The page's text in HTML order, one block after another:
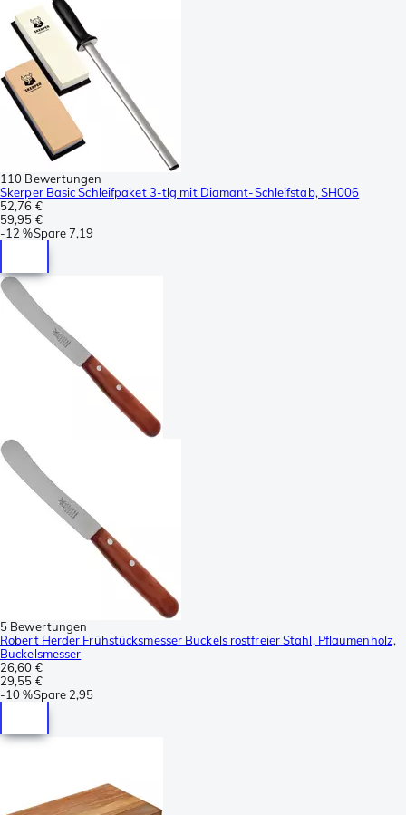
110 Bewertungen
Skerper Basic Schleifpaket 3-tlg mit Diamant-Schleifstab, SH006
52,76 €
59,95 €
-12 %Spare7,19
5 Bewertungen
Robert Herder Frühstücksmesser Buckels rostfreier Stahl, Pflaumenholz,
Buckelsmesser
26,60 €
29,55 €
-10 %Spare 2,95